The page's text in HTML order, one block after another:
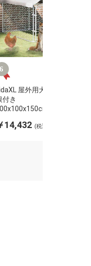
屋外用犬小屋 屋
付き
犬用品 犬小屋・ドッ
14,432 (税込)